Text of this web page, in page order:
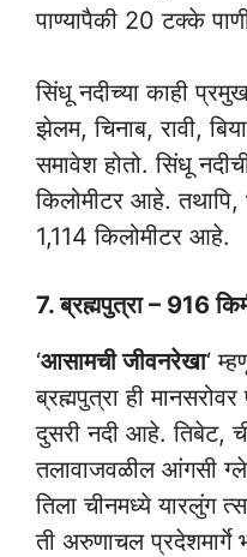
पाण्यापैकी 20 टक्के
सिंधू नदीच्या काही
झेलम, चिनाब, रावी,
समावेश होतो. सिंधू
किलोमीटर आहे.
1,114 किलोमीटर आहे.
7. ब्रह्मपुत्रा – 916
‘आसामची जीवनरेखा‘
ब्रह्मपुत्रा ही मानसरोवर
दुसरी नदी आहे. तिबेट,
तलावाजवळील आंगसी
तिला चीनमध्ये यारलुंग
ती अरुणाचल प्रदेशमार्गे